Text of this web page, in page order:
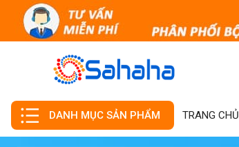
DANH MỤC SẢN PHẨM TRANG CHỦ